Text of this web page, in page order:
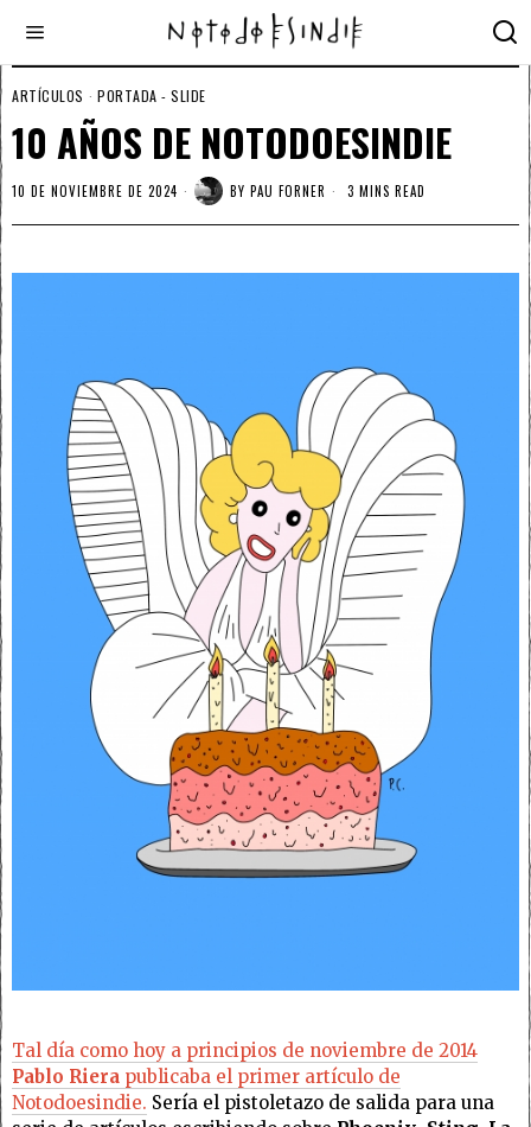
ARTÍCULOS · PORTADA - SLIDE
10 AÑOS DE NOTODOESINDIE
10 DE NOVIEMBRE DE 2024 BY PAU FORNER 3 MINS READ
Tal día como hoy a principios de noviembre de 2014
Pablo Riera publicaba el primer artículo de
Notodoesindie. Sería el pistoletazo de salida para una